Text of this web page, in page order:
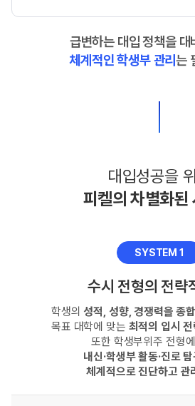
급변하는 대입 정책을 대
체계적인 학생부 관리는
대입성공을
피켈의 차별화된
SYSTEM 1
수시 전형의 전략
학생의 성적, 성향, 경쟁력을 종
목표 대학에 맞는 최적의 입시 전
또한 학생부위주 전형
내신·학생부 활동·진로
체계적으로 진단하고 관